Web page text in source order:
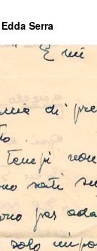
Serra